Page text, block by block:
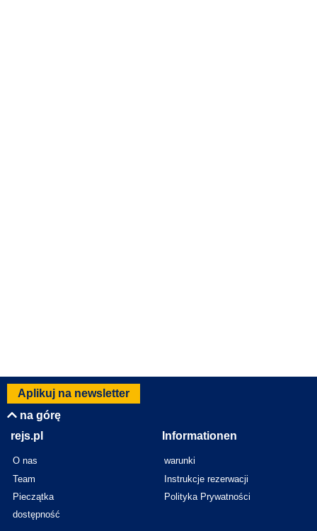
Aplikuj na newsletter
na górę
rejs.pl
O nas
Team
Pieczątka
dostępność
Informationen
warunki
Instrukcje rezerwacji
Polityka Prywatności